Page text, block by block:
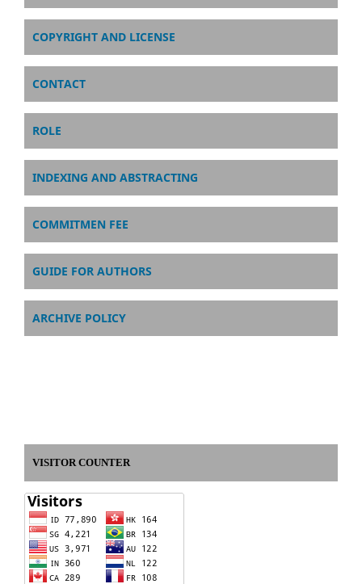
COPYRIGHT AND LICENSE
CONTACT
ROLE
INDEXING AND ABSTRACTING
COMMITMEN FEE
GUIDE FOR AUTHORS
ARCHIVE POLICY
VISITOR COUNTER